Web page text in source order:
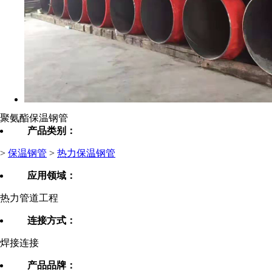
聚氨酯保温钢管
产品类别：
> 保温钢管 > 热力保温钢管
应用领域：
热力管道工程
连接方式：
焊接连接
产品品牌：